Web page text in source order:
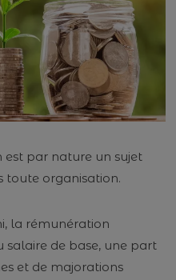
est par nature un sujet
toute organisation.
la rémunération
salaire de base, une part
et de majorations